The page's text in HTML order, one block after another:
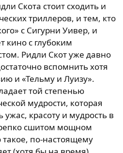
Скота стоит сходить и
триллеров, и тем, кто
с Сигурни Уивер, и
кино с глубоким
Ридли Скот уже давно
вспомнить хотя
и «Тельму и Луизу».
той степенью
мудрости, которая
ужас, красоту и мудрость в
сшитом мощном
по-настоящему